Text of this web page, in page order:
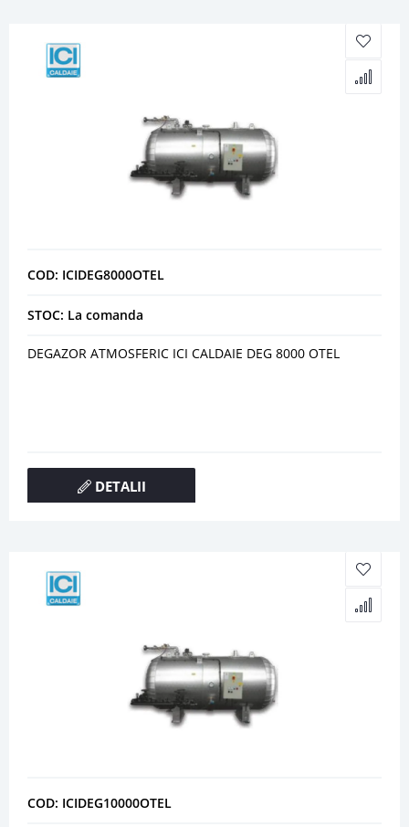
COD: ICIDEG8000OTEL
STOC: La comanda
DEGAZOR ATMOSFERIC ICI CALDAIE DEG 8000 OTEL
DETALII
COD: ICIDEG10000OTEL